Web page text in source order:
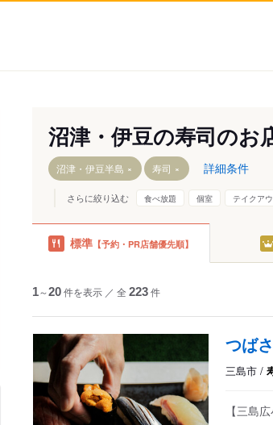
沼津・三島
熱海・函南
韮山～修善寺
西伊豆・南伊豆
沼津・伊豆の寿司のお
沼津・伊豆半島 寿司 詳細条件
さらに絞り込む 食べ放題 個室 テイクア
標準 【予約・PR店舗優先順】
1～20件を表示 ／ 全 223件
つば
三島市 /
【三島